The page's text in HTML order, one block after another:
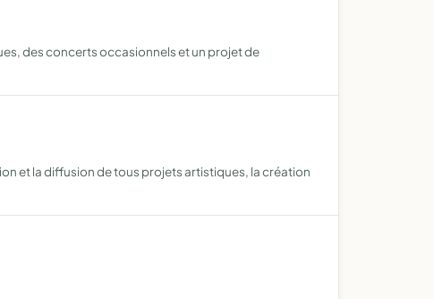
des concerts occasionnels et un projet de
et la diffusion de tous projets artistiques, la création